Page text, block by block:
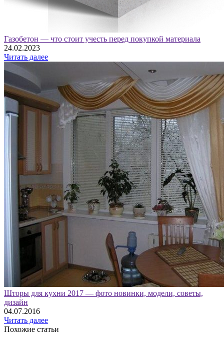
Газобетон — что стоит учесть перед покупкой материала
24.02.2023
Читать далее
Шторы для кухни 2017 — фото новинки, модели, советы,
дизайн
04.07.2016
Читать далее
Похожие статьи